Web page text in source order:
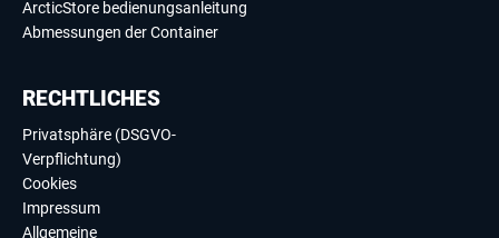
ArcticStore bedienungsanleitung
Abmessungen der Container
RECHTLICHES
Privatsphäre (DSGVO-
Verpflichtung)
Cookies
Impressum
Allgemeine